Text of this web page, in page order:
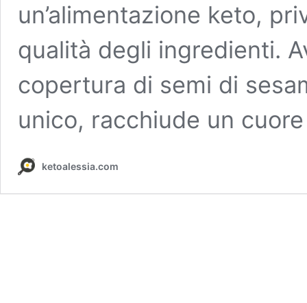
un’alimentazione keto,
qualità degli ingredienti.
copertura di semi di
unico, racchiude un
ketoalessia.com